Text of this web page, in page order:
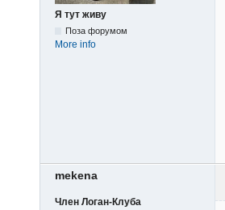
Я тут живу
Поза форумом
More info
mekena
Член Логан-Клуба